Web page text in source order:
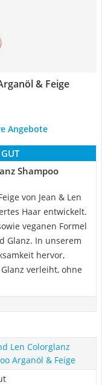
& Feige
Angebote
GUT
Shampoo
von Jean & Len
Haar entwickelt.
veganen Formel
Glanz. In unserem
hervor,
verleiht, ohne
Len Colorglanz
Arganöl & Feige